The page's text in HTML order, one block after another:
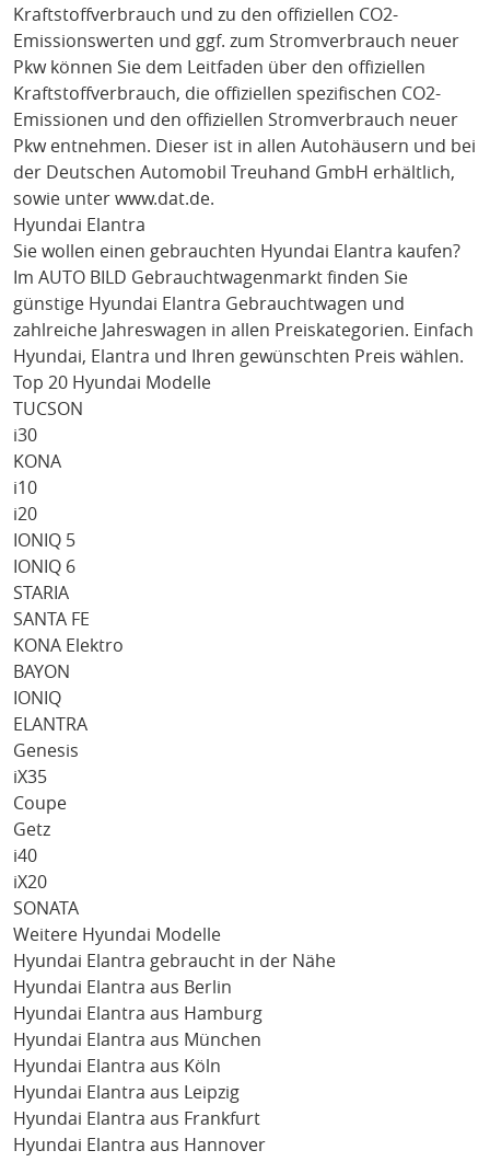
Kraftstoffverbrauch und zu den offiziellen CO2-
Emissionswerten und ggf. zum Stromverbrauch neuer
Pkw können Sie dem Leitfaden über den offiziellen
Kraftstoffverbrauch, die offiziellen spezifischen CO2-
Emissionen und den offiziellen Stromverbrauch neuer
Pkw entnehmen. Dieser ist in allen Autohäusern und bei
der Deutschen Automobil Treuhand GmbH erhältlich,
sowie unter www.dat.de.
Hyundai Elantra
Sie wollen einen gebrauchten Hyundai Elantra kaufen?
Im AUTO BILD Gebrauchtwagenmarkt finden Sie
günstige Hyundai Elantra Gebrauchtwagen und
zahlreiche Jahreswagen in allen Preiskategorien. Einfach
Hyundai, Elantra und Ihren gewünschten Preis wählen.
Top 20 Hyundai Modelle
TUCSON
i30
KONA
i10
i20
IONIQ 5
IONIQ 6
STARIA
SANTA FE
KONA Elektro
BAYON
IONIQ
ELANTRA
Genesis
iX35
Coupe
Getz
i40
iX20
SONATA
Weitere Hyundai Modelle
Hyundai Elantra gebraucht in der Nähe
Hyundai Elantra aus Berlin
Hyundai Elantra aus Hamburg
Hyundai Elantra aus München
Hyundai Elantra aus Köln
Hyundai Elantra aus Leipzig
Hyundai Elantra aus Frankfurt
Hyundai Elantra aus Hannover